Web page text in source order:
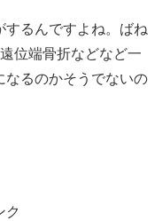
するんですよね。ばね
位端骨折などなど一
なるのかそうでないの
ク